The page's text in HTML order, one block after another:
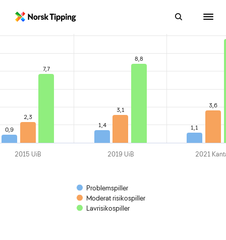
0,9
1,4 1,1
2,3
3,1
3,6
7,7
8,8
2015 UiB 2019 UiB 2021
Problemspiller
Moderat risikospiller
Lavrisikospiller